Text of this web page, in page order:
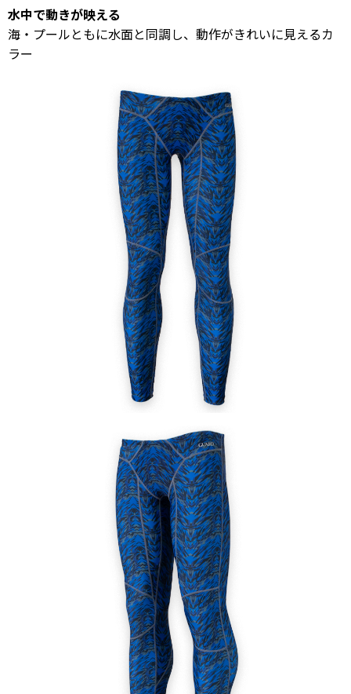
水中で動きが映える
海・プールともに水面と同調し、動作がきれいに見えるカ
ラー